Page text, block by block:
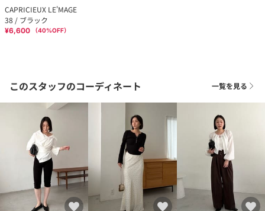
CAPRICIEUX LE'MAGE
38 / ブラック
¥6,600 （40%OFF）
このスタッフのコーディネート 一覧を見る